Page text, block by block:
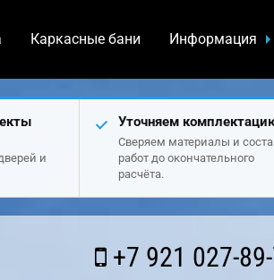
Каркасные бани Информация
и
Уточняем
Сверяем материалы и
работ до окончательного
расчёта.
+7 921 027-